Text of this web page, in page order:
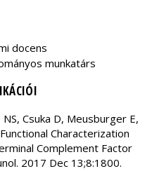
docens
munkatárs
Csuka D, Meusburger E,
Characterization
Complement Factor
2017 Dec 13;8:1800.